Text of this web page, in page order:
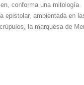
conforma una mitología
epistolar, ambientada en
la marquesa de